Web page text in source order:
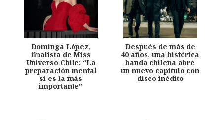
Dominga López,
finalista de Miss
Universo Chile: “La
preparación mental
sí es la más
importante”
Después de más de
40 años, una histórica
banda chilena abre
un nuevo capítulo con
disco inédito